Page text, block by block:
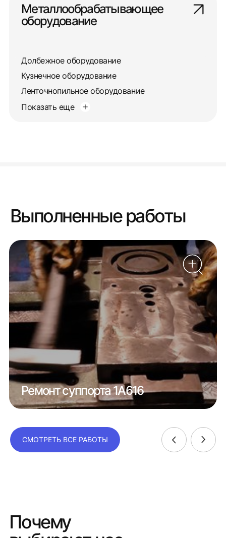
Металлообрабатывающее
оборудование
Долбежное оборудование
Кузнечное оборудование
Ленточнопильное оборудование
Показать еще
Выполненные работы
Ремонт суппорта 1А616
СМОТРЕТЬ ВСЕ РАБОТЫ
Почему